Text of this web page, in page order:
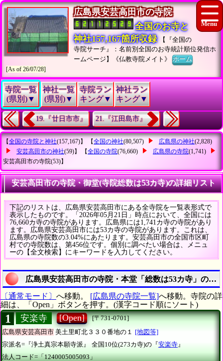
広島県安芸高田市の寺院
全国のお寺と
神社157,167箇所収録
【『全国の
寺院サーチ』：名前別全国のお寺統計順位発信ホ
ームページ】《仏教寺院メイト》ホーム
[As of 26/07/28]
寺院一覧
(県別)▼
神社一覧
(県別)▼
寺院ラン
キング▼
神社ラン
キング▼
19.『廿日市市』 21.『江田島市』
【全国の寺院と神社(157,167)】 【全国の神社(80,507) 広島県の神社(2,828)
安芸高田市の神社(59)】 【全国の寺院(76,660) 広島県の寺院(1,741)
安芸高田市の寺院(53)】
安芸高田市の寺院・御堂(寺院総数は53カ寺)の詳細リスト
下記のリストは、広島県安芸高田市にある全寺院を一覧表形式で
表示したものです。「2026年05月21日」時点において、全国には
76,660カ寺の寺院があります。広島県には1,741カ寺の寺院があり
ます。広島県安芸高田市には53カ寺の寺院があります。これは、
広島県の寺院数の3.04%にあたります。安芸高田市の全国市区町
村での寺院数は、第456位です。個別に調べたい場合は、メニュ
ーの【全文検索】にキーワードを入力してください。
広島県安芸高田市の寺院・本堂「総数は53カ寺」のす
〔通常モード〕 へ移動。 [広島県の寺院一覧]へ移動。寺院の詳
細は、「Open」ボタンを押す。(漢字コード順にソート)
1 安楽寺 [Open]
[〒731-0701]
広島県安芸高田市 美土里町北３３０番地の１
[地図等]
宗派名=『浄土真宗本願寺派』
全国10位(273カ寺)の『安楽寺 』
法人コード=「1240005005093」